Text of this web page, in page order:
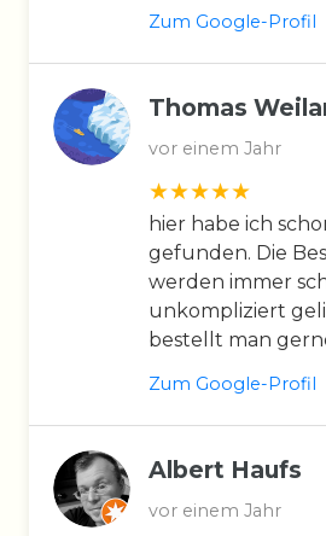
Zum Google-Profil
Thomas
vor einem Jahr
hier habe ich
gefunden. Die
werden immer
unkompliziert
bestellt man
Zum Google-Profil
Albert Haufs
vor einem Jahr